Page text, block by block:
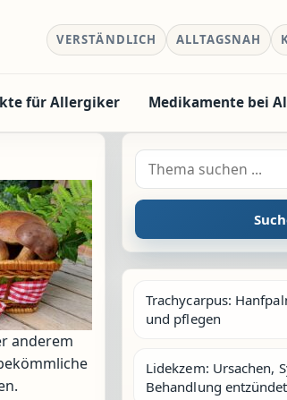
VERSTÄNDLICH ALLTAGSNAH
für Allergiker Medikamente bei
anderem
Suche nach:
Trachycarpus:
und pflegen
Lidekzem: Ursachen,
Behandlung